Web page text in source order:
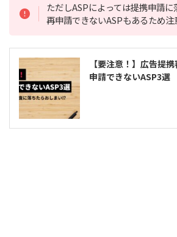
ただしASPによっては提携申請に
再申請できないASPもあるため注
【要注意！】広告提
申請できないASP3選